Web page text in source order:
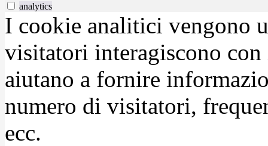
analytics
I cookie analitici vengono
visitatori interagiscono
aiutano a fornire
numero di visitatori,
ecc.